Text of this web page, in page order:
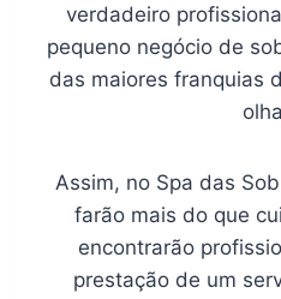
verdadeiro
pequeno negócio de
das maiores franquias
Assim, no Spa das
farão mais do que
encontrarão
prestação de um